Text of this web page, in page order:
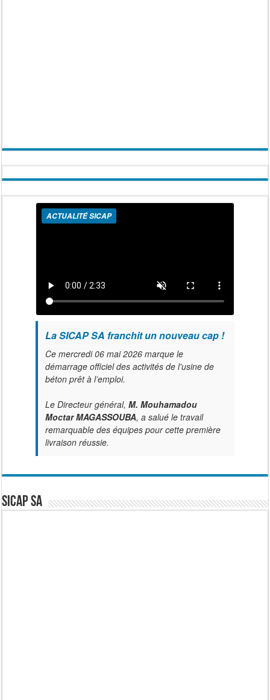
ACTUALITÉ SICAP
La SICAP SA franchit un nouveau cap !
Ce mercredi 06 mai 2026 marque le
démarrage officiel des activités de l'usine de
béton prêt à l’emploi.
Le Directeur général, M. Mouhamadou
Moctar MAGASSOUBA, a salué le travail
remarquable des équipes pour cette première
livraison réussie.
SICAP SA